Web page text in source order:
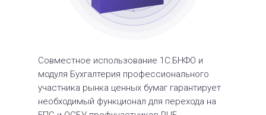
Совместное использование 1С:БНФО и
модуля Бухгалтерия профессионального
участника рынка ценных бумаг гарантирует
необходимый функционал для перехода на